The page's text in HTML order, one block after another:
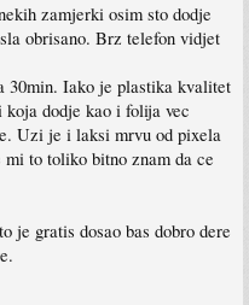
zamjerki osim sto dodje
obrisano. Brz telefon vidjet
30min. Iako je plastika kvalitet
dodje kao i folija vec
Uzi je i laksi mrvu od pixela
to toliko bitno znam da ce
je gratis dosao bas dobro dere